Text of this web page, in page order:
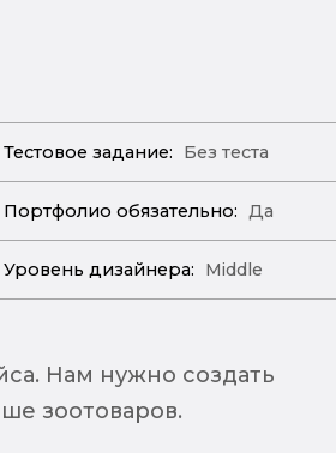
Тестовое задание: Без теста
Портфолио обязательно: Да
Уровень дизайнера: Middle
Нам нужно создать
зоотоваров.